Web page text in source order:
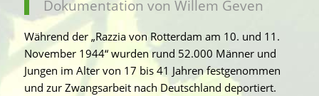
Dokumentation von Willem Geven
Während der „Razzia von Rotterdam am 10. und 11.
November 1944“ wurden rund 52.000 Männer und
Jungen im Alter von 17 bis 41 Jahren festgenommen
und zur Zwangsarbeit nach Deutschland deportiert.